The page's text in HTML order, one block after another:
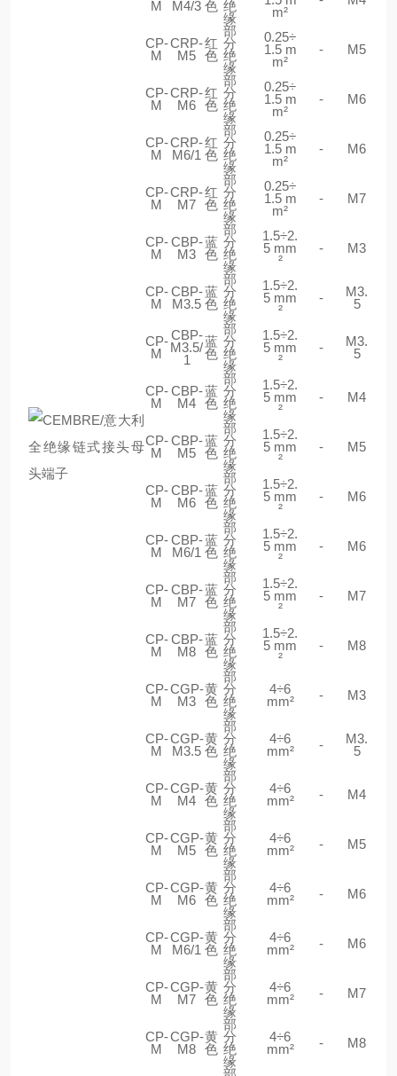
M
M4/3 色 绝
缘
m²
CP-
M
CRP-
M5
红
色
部
分
绝
缘
0.25÷
1.5 m
m²
- M5
CP-
M
CRP-
M6
红
色
部
分
绝
缘
0.25÷
1.5 m
m²
- M6
CP-
M
CRP-
M6/1
红
色
部
分
绝
缘
0.25÷
1.5 m
m²
- M6
CP-
M
CRP-
M7
红
色
部
分
绝
缘
0.25÷
1.5 m
m²
- M7
CP-
M
CBP-
M3
蓝
色
部
分
绝
缘
1.5÷2.
5 mm
²
- M3
CP-
M
CBP-
M3.5
蓝
色
部
分
绝
缘
1.5÷2.
5 mm
²
-
M3.
5
CP-
M
CBP-
M3.5/
1
蓝
色
部
分
绝
缘
1.5÷2.
5 mm
²
-
M3.
5
CP-
M
CBP-
M4
蓝
色
部
分
绝
缘
1.5÷2.
5 mm
²
- M4
CP-
M
CBP-
M5
蓝
色
部
分
绝
缘
1.5÷2.
5 mm
²
- M5
CP-
M
CBP-
M6
蓝
色
部
分
绝
缘
1.5÷2.
5 mm
²
- M6
CP-
M
CBP-
M6/1
蓝
色
部
分
绝
缘
1.5÷2.
5 mm
²
- M6
CP-
M
CBP-
M7
蓝
色
部
分
绝
缘
1.5÷2.
5 mm
²
- M7
CP-
M
CBP-
M8
蓝
色
部
分
绝
缘
1.5÷2.
5 mm
²
- M8
CP-
M
CGP-
M3
黄
色
部
分
绝
缘
4÷6
mm²
- M3
CP-
M
CGP-
M3.5
黄
色
部
分
绝
缘
4÷6
mm²
-
M3.
5
CP-
M
CGP-
M4
黄
色
部
分
绝
缘
4÷6
mm²
- M4
CP-
M
CGP-
M5
黄
色
部
分
绝
缘
4÷6
mm²
- M5
CP-
M
CGP-
M6
黄
色
部
分
绝
缘
4÷6
mm²
- M6
CP-
M
CGP-
M6/1
黄
色
部
分
绝
缘
4÷6
mm²
- M6
CP-
M
CGP-
M7
黄
色
部
分
绝
缘
4÷6
mm²
- M7
CP-
M
CGP-
M8
黄
色
部
分
绝
缘
4÷6
mm²
- M8